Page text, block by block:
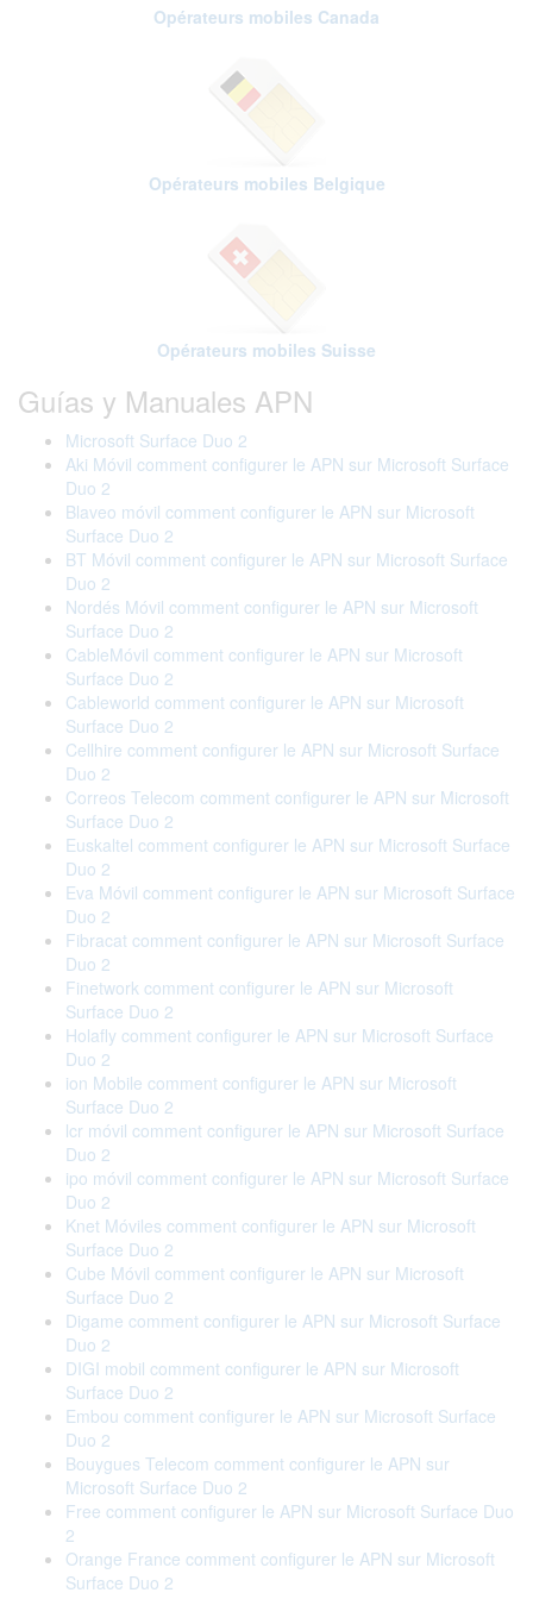
Opérateurs mobiles Canada
Opérateurs mobiles Belgique
Opérateurs mobiles Suisse
Guías y Manuales APN
Microsoft Surface Duo 2
Aki Móvil comment configurer le APN sur Microsoft Surface
Duo 2
Blaveo móvil comment configurer le APN sur Microsoft
Surface Duo 2
BT Móvil comment configurer le APN sur Microsoft Surface
Duo 2
Nordés Móvil comment configurer le APN sur Microsoft
Surface Duo 2
CableMóvil comment configurer le APN sur Microsoft
Surface Duo 2
Cableworld comment configurer le APN sur Microsoft
Surface Duo 2
Cellhire comment configurer le APN sur Microsoft Surface
Duo 2
Correos Telecom comment configurer le APN sur Microsoft
Surface Duo 2
Euskaltel comment configurer le APN sur Microsoft Surface
Duo 2
Eva Móvil comment configurer le APN sur Microsoft Surface
Duo 2
Fibracat comment configurer le APN sur Microsoft Surface
Duo 2
Finetwork comment configurer le APN sur Microsoft
Surface Duo 2
Holafly comment configurer le APN sur Microsoft Surface
Duo 2
ion Mobile comment configurer le APN sur Microsoft
Surface Duo 2
lcr móvil comment configurer le APN sur Microsoft Surface
Duo 2
ipo móvil comment configurer le APN sur Microsoft Surface
Duo 2
Knet Móviles comment configurer le APN sur Microsoft
Surface Duo 2
Cube Móvil comment configurer le APN sur Microsoft
Surface Duo 2
Digame comment configurer le APN sur Microsoft Surface
Duo 2
DIGI mobil comment configurer le APN sur Microsoft
Surface Duo 2
Embou comment configurer le APN sur Microsoft Surface
Duo 2
Bouygues Telecom comment configurer le APN sur
Microsoft Surface Duo 2
Free comment configurer le APN sur Microsoft Surface Duo
2
Orange France comment configurer le APN sur Microsoft
Surface Duo 2